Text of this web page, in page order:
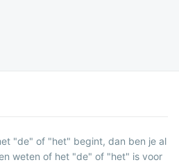
"de" of "het" begint, dan ben je al
weten of het "de" of "het" is voor